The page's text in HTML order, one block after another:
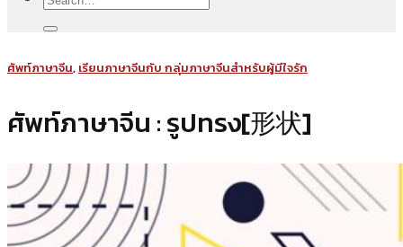
ศัพท์ภาษาจีน, เรียนภาษาจีนกับ กลุ่มภาษาจีนสำหรับผู้มีใจรัก
ศัพท์ภาษาจีน : รูปทรง[形状]